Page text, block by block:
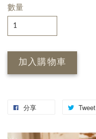
數量
加入購物車
分享 Tweet